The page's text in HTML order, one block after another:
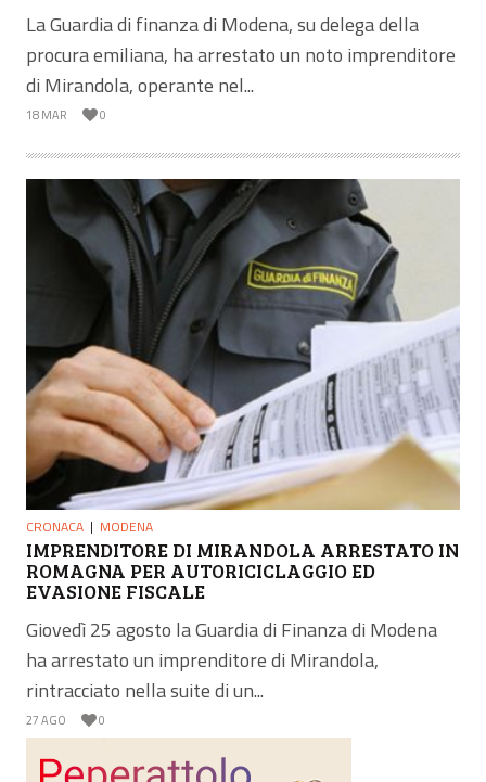
La Guardia di finanza di Modena, su delega della
procura emiliana, ha arrestato un noto imprenditore
di Mirandola, operante nel...
18 MAR 0
CRONACA MODENA
IMPRENDITORE DI MIRANDOLA ARRESTATO IN
ROMAGNA PER AUTORICICLAGGIO ED
EVASIONE FISCALE
Giovedì 25 agosto la Guardia di Finanza di Modena
ha arrestato un imprenditore di Mirandola,
rintracciato nella suite di un...
27 AGO 0